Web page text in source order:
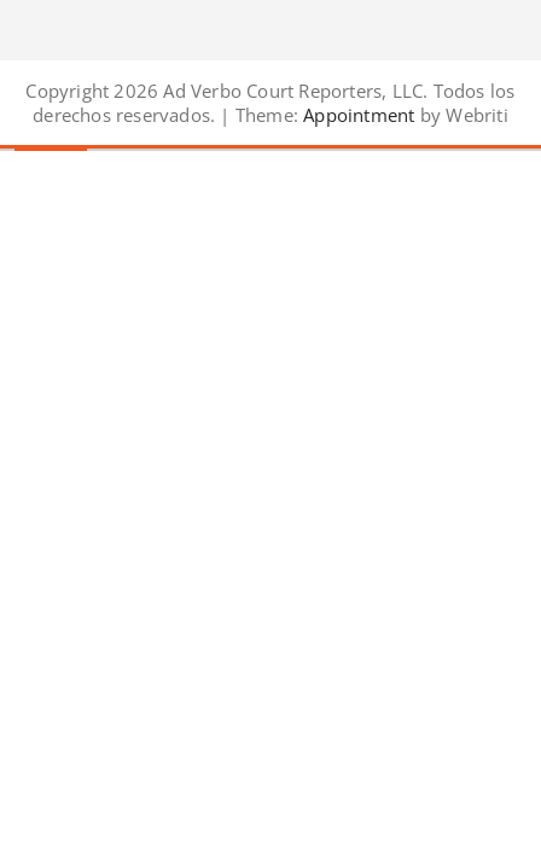
Copyright 2026 Ad Verbo Court Reporters, LLC. Todos los
derechos reservados. | Theme: Appointment by Webriti